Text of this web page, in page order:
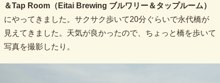
＆Tap Room（Eitai Brewing ブルワリー＆タップルーム）
にやってきました。サクサク歩いて20分ぐらいで永代橋が
見えてきました。天気が良かったので、ちょっと橋を歩いて
写真を撮影したり。